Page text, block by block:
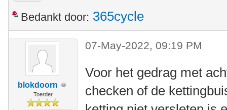
Bedankt door: 365cycle
blokdoorn
Toerder
07-May-2022, 09:19 PM
Voor het gedrag met
checken of de